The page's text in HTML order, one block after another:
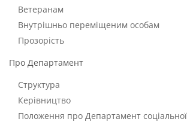
Ветеранам
Внутрішньо переміщеним особам
Прозорість
Про Департамент
Структура
Керівництво
Положення про Департамент